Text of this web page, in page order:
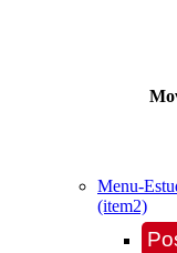
Menu-
(item2)